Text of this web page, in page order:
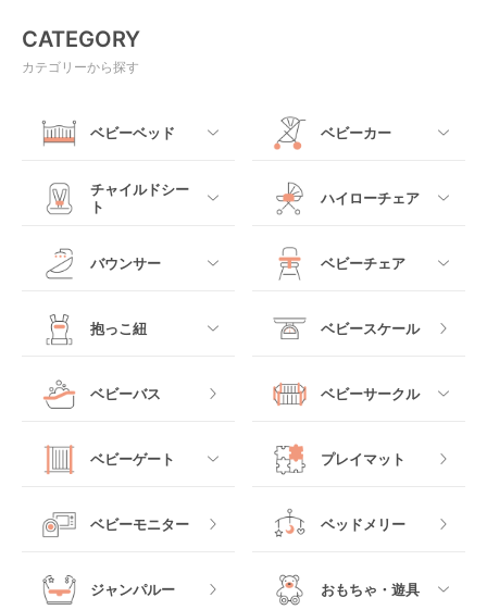
ベビー用品レンタルのメリット＆デメリッ
レンタルが安いベビー用品！選び方もご紹
介！
ベビー用品レンタルのメリット＆デメリッ
ベビー用品レンタルのメリット
コストの節約
もコストの節約です。レンタルでは一定の期間だけ借
ます。赤ちゃんは成長スピードが非常に速い為、２～
３か月しか使わなかったり、使用頻度・使える期間が
ば、必要な期間だけレンタル可能ですので、購入に比
べてコストを抑えることができます。
コストコはベビー用品がとても充実しているのを知っ
で、コストコにはベビー用品が一通り揃っており、他
店より安いことが多いのです。今回はコストコのベビ
ー用品おすすめ31選をご紹介します。
【決定版】出産祝いにぴったりな人気ベビー用
品プレゼント
出産祝いを選ぶ時に気をつけた方がいいことや、ベビ
読めば出産祝いでのプレゼントの悩みもなくなるは
ず。
もっと見る
CATEGORY
カテゴリーから探す
ベビーベッド
すべて
レギュラーサイズベビ
ベッドインベッド
クーファン
マットレス・布団
ベビーベッドその他
ベビーカー
すべて
ベビーカーその他
チャイルドシー
ト
すべて
ジュニアシート
チャイルドシートその
他
ハイローチェア
すべて
バウンサー
すべて
ロッキングタイプ
ベビーチェア
すべて
テーブルチェア
抱っこ紐
すべて
ヒップシート
抱っこ紐その他
ベビースケール
ベビーバス ベビーサークル
すべて
ベビーゲート
すべて
プレイマット
ベビーモニター ベッドメリー
ジャンパルー おもちゃ・遊具